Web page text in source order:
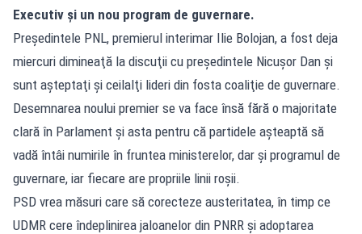
Executiv şi un nou program de guvernare.
Preşedintele PNL, premierul interimar Ilie Bolojan, a fost deja
miercuri dimineaţă la discuţii cu preşedintele Nicuşor Dan şi
sunt aşteptaţi şi ceilalţi lideri din fosta coaliţie de guvernare.
Desemnarea noului premier se va face însă fără o majoritate
clară în Parlament și asta pentru că partidele așteaptă să
vadă întâi numirile în fruntea ministerelor, dar și programul de
guvernare, iar fiecare are propriile linii roșii.
PSD vrea măsuri care să corecteze austeritatea, în timp ce
UDMR cere îndeplinirea jaloanelor din PNRR și adoptarea